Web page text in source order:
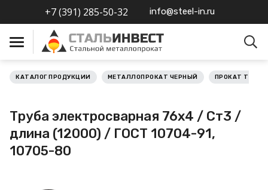
+7 (391) 285-50-32 info@steel-in.ru
Металлопрокат
нержавеющий
КАТАЛОГ ПРОДУКЦИИ МЕТАЛЛОПРОКАТ ЧЕРНЫЙ ПРОКАТ
Труба электросварная 76х4 / Ст3 /
длина (12000) / ГОСТ 10704-91,
10705-80